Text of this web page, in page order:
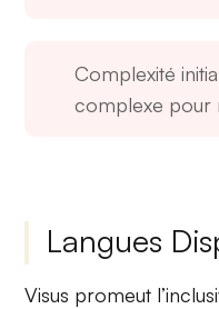
Complexité
complexe pour
Langues
Visus promeut l’